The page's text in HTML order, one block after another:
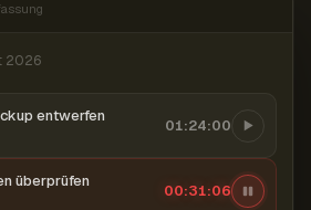
2026
entwerfen 01:24:00
überprüfen 00:31:07